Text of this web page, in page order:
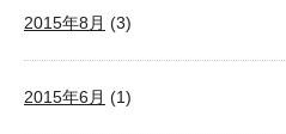
2015年8月 (3)
2015年6月 (1)